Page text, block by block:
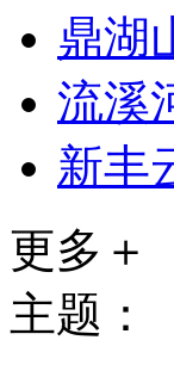
鼎湖
流溪
新丰
更多＋
主题：